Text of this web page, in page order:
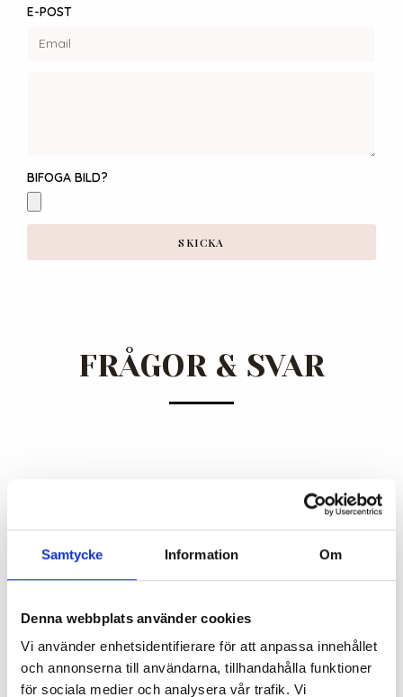
Samtycke Information Om
Denna webbplats använder cookies
Vi använder enhetsidentifierare för att anpassa innehållet
och annonserna till användarna, tillhandahålla funktioner
för sociala medier och analysera vår trafik. Vi
E-POST
BIFOGA BILD?
SKICKA
FRÅGOR & SVAR
MEDLEMSKAP & BETALNING
VAD ÄR DET FÖR BINDNINGSTID?
HUR BETALAR JAG?